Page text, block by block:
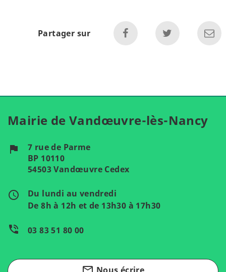
Partager sur
Mairie de Vandœuvre-lès-Nancy
flag
7 rue de Parme
BP 10110
54503 Vandœuvre Cedex
access_time
Du lundi au vendredi
De 8h à 12h et de 13h30 à 17h30
phone_in_talk 03 83 51 80 00